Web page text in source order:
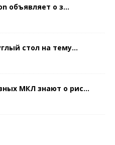
объявляет о з...
стол на тему...
МКЛ знают о рис...